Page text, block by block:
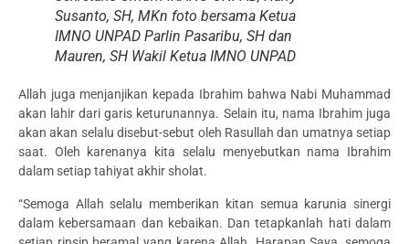
Susanto, SH, MKn foto bersama Ketua
IMNO UNPAD Parlin Pasaribu, SH dan
Mauren, SH Wakil Ketua IMNO UNPAD
Allah juga menjanjikan kepada Ibrahim bahwa Nabi Muhammad
akan lahir dari garis keturunannya. Selain itu, nama Ibrahim juga
akan akan selalu disebut-sebut oleh Rasullah dan umatnya setiap
saat. Oleh karenanya kita selalu menyebutkan nama Ibrahim
dalam setiap tahiyat akhir sholat.
“Semoga Allah selalu memberikan kitan semua karunia sinergi
dalam kebersamaan dan kebaikan. Dan tetapkanlah hati dalam